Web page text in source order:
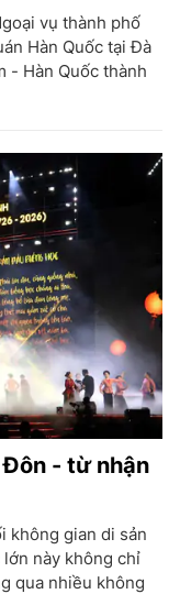
vụ thành phố
Hàn Quốc tại Đà
- Hàn Quốc thành
Đôn - từ nhận
không gian di sản
này không chỉ
qua nhiều không